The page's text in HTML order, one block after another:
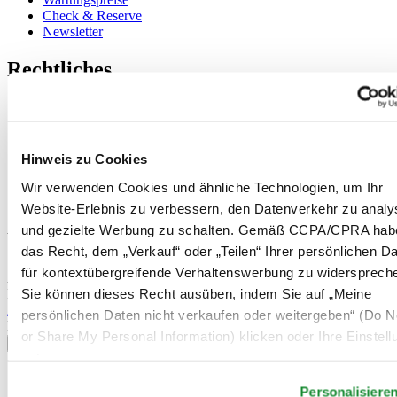
Hinweis zu Cookies
Wir verwenden Cookies und ähnliche Technologien, um Ihr
Website-Erlebnis zu verbessern, den Datenverkehr zu
und gezielte Werbung zu schalten. Gemäß CCPA/CPRA
das Recht, dem „Verkauf“ oder „Teilen“ Ihrer persönlichen
für kontextübergreifende Verhaltenswerbung zu
Sie können dieses Recht ausüben, indem Sie auf „Meine
persönlichen Daten nicht verkaufen oder weitergeben“ (Do
or Share My Personal Information) klicken oder Ihre
Check & Reserve
Newsletter
Rechtliches
Impressum
Verkaufsbedingungen und Konditionen
Widerruf des Vertrags
Willkommen im CERTINA Club
Abonnieren Sie unseren Newsletter und erhalten Sie exklusive
Information
Anmelden
Land/Region auswählen
Sprachumschalter